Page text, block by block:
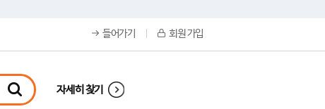
들어가기 회원 가입
자세히 찾기